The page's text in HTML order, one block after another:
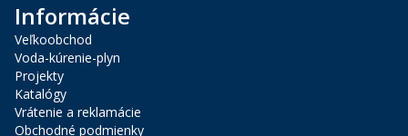
Informácie
Veľkoobchod
Voda-kúrenie-plyn
Projekty
Katalógy
Vrátenie a reklamácie
Obchodné podmienky